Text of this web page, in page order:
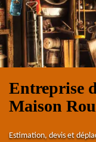
Entreprise
Maison
Estimation, devis et